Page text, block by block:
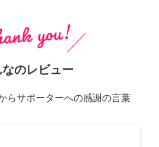
なのレビュー
らサポーターへの感謝の言葉